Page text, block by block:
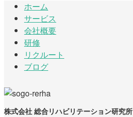
ホーム
サービス
会社概要
研修
リクルート
ブログ
株式会社 総合リハビリテーション研究所